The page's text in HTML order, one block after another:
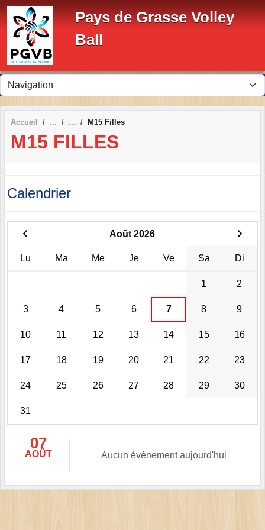
Pays de Grasse Volley
Ball
Accueil M15 Filles
M15 FILLES
Calendrier
Août 2026
Lu Ma Me Je Ve Sa Di
1 2
3 4 5 6 7 8 9
10 11 12 13 14 15 16
17 18 19 20 21 22 23
24 25 26 27 28 29 30
31
07
AOÛT Aucun évènement aujourd'hui
Panneau de gestion des cookies